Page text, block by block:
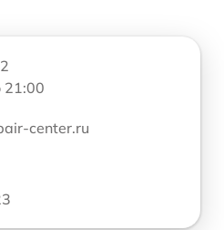
21:00
center.ru